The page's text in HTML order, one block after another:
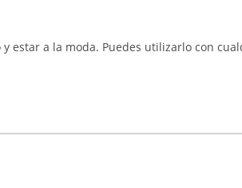
estar a la moda. Puedes utilizarlo con